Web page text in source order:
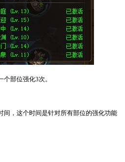
部位强化3次。
间，这个时间是针对所有部位的强化功能